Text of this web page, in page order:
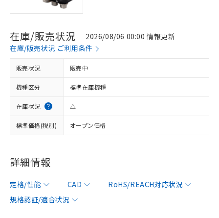
在庫/販売状況
2026/08/06 00:00 情報更新
在庫/販売状況 ご利用条件
販売状況 販売中
機種区分 標準在庫機種
在庫状況 △
標準価格(税別) オープン価格
詳細情報
定格/性能 CAD
RoHS/REACH対応状況
規格認証/適合状況